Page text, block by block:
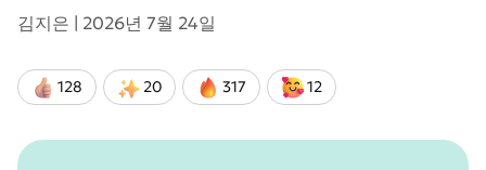
김지은 | 2026년 7월 24일
128 20 317 12